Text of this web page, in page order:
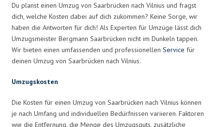
Du planst einen Umzug von Saarbrücken nach Vilnius und fragst
dich, welche Kosten dabei auf dich zukommen? Keine Sorge, wir
haben die Antworten für dich! Als Experten für Umzüge lässt dich
Umzugsmeister Bergmann Saarbrücken nicht im Dunkeln tappen.
Wir bieten einen umfassenden und professionellen Service für
deinen Umzug von Saarbrücken nach Vilnius.
Umzugskosten
Die Kosten für einen Umzug von Saarbrücken nach Vilnius können
je nach Umfang und individuellen Bedürfnissen variieren. Faktoren
wie die Entfernung, die Menge des Umzugsguts, zusätzliche